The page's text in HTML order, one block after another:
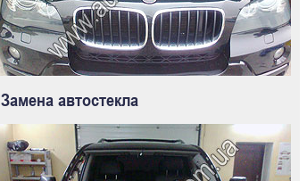
Замена автостекла